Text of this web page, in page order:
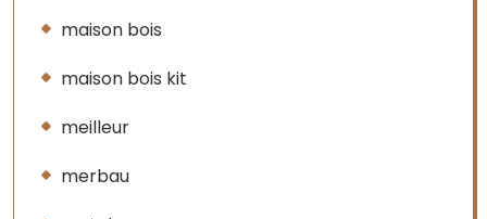
maison bois
maison bois kit
meilleur
merbau